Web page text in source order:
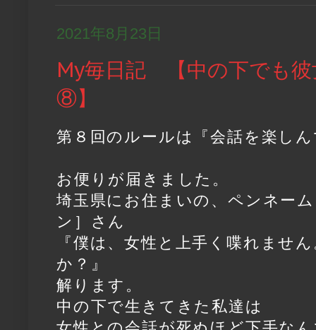
2021年8月23日
My毎日記 【中の下でも
⑧】
第８回のルールは『会話を楽し
お便りが届きました。
埼玉県にお住まいの、ペンネー
ン］さん
『僕は、女性と上手く喋れませ
か？』
解ります。
中の下で生きてきた私達は